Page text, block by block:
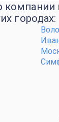
городах: